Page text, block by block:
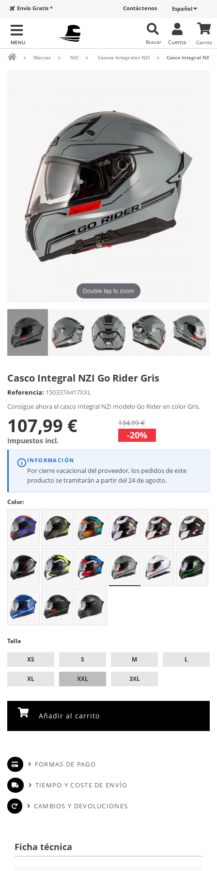
Español
Contáctenos
Envío Gratis *
Carrito
Cuenta
Buscar
Marcas NZI Cascos Integrales NZI Casco Integral NZI
Double tap to zoom
Casco Integral NZI Go Rider Gris
Referencia: 150337A417XXL
Consigue ahora el casco Integral NZI modelo Go Rider en color Gris.
107,99 €
Impuestos incl.
134,99 €
-20%
INFORMACIÓN
Por cierre vacacional del proveedor, los pedidos de este
producto se tramitarán a partir del 24 de agosto.
Color:
Talla
XS S M L
XL XXL 3XL
Añadir al carrito
FORMAS DE PAGO
TIEMPO Y COSTE DE ENVÍO
CAMBIOS Y DEVOLUCIONES
Ficha técnica